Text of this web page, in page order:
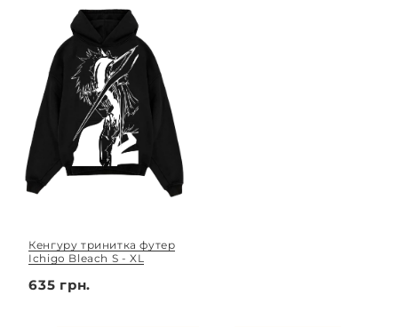
Кенгуру тринитка футер
Ichigo Bleach S - XL
635 грн.